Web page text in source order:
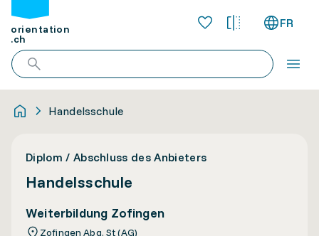
orientation
.ch
FR
Handelsschule
Diplom / Abschluss des Anbieters
Handelsschule
Weiterbildung Zofingen
Zofingen Abg. St (AG)